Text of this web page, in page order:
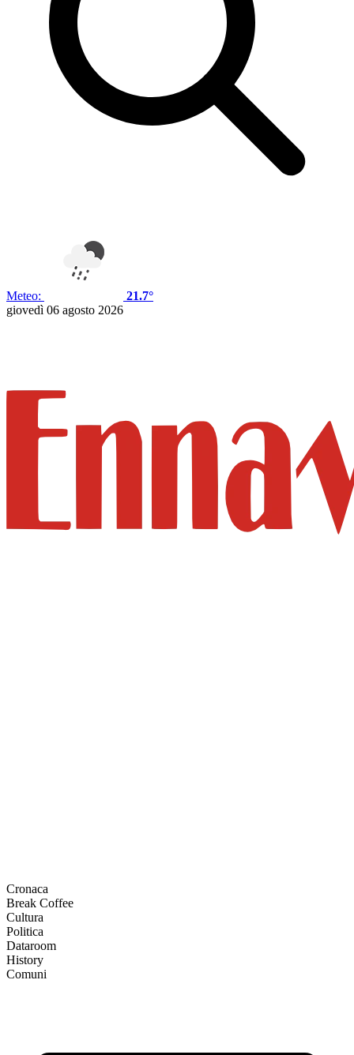
Meteo:
21.7°
giovedì 06 agosto 2026
Cronaca
Break Coffee
Cultura
Politica
Dataroom
History
Comuni